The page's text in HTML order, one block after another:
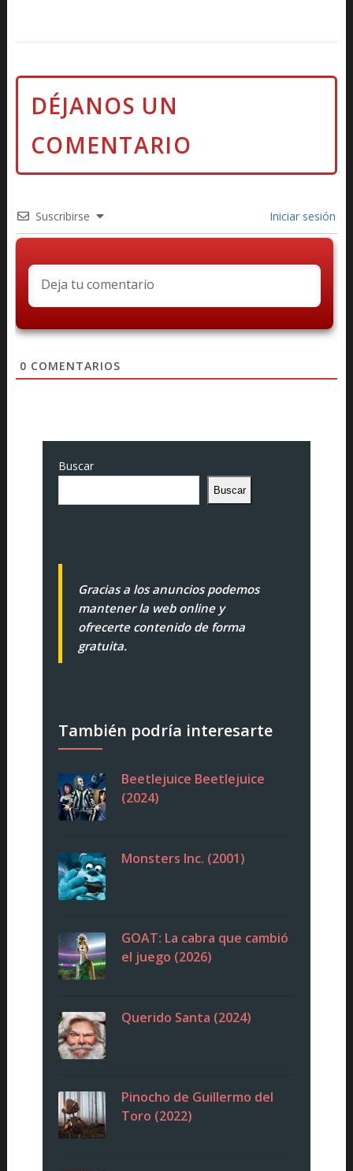
Suscribirse Iniciar sesión
0 COMENTARIOS
Buscar
Buscar
Gracias a los anuncios podemos
mantener la web online y
ofrecerte contenido de forma
gratuita.
También podría interesarte
Beetlejuice Beetlejuice
(2024)
Monsters Inc. (2001)
GOAT: La cabra que cambió
el juego (2026)
Querido Santa (2024)
Pinocho de Guillermo del
Toro (2022)